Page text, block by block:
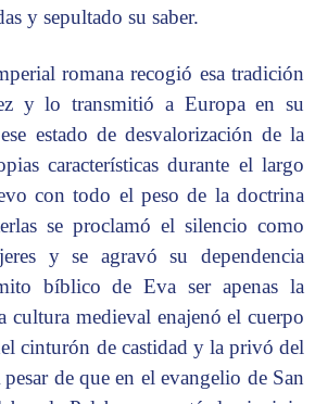
y sepultado su saber.
romana recogió esa tradición
y lo transmitió a Europa en su
estado de desvalorización de la
características durante el largo
con todo el peso de la doctrina
se proclamó el silencio como
y se agravó su dependencia
bíblico de Eva ser apenas la
cultura medieval enajenó el cuerpo
cinturón de castidad y la privó del
de que en el evangelio de San